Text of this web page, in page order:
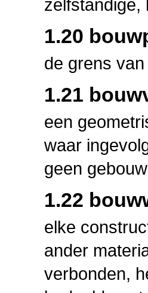
zelfstandige,
1.20
de grens
1.21
een
waar
geen
1.22
elke
ander
verbonden,